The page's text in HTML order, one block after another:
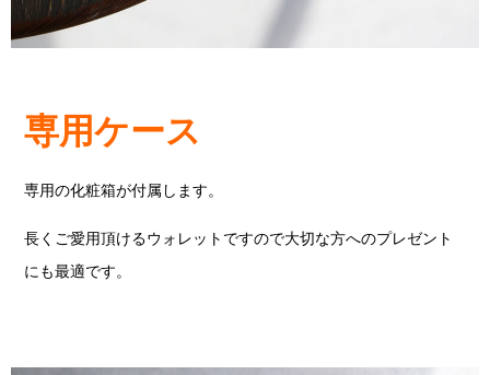
専用ケース
専用の化粧箱が付属します。
長くご愛用頂けるウォレットですので大切な方へのプレゼント
にも最適です。